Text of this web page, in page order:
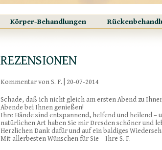
Körper-Behandlungen
REZENSIONEN
Kommentar von S. F. | 20-07-2014
Schade, daß ich nicht gleich am ersten Abend zu
Abende bei Ihnen genießen!
Ihre Hände sind entspannend, helfend und heilend –
natürlichen Art haben Sie mir Dresden schöner und
Herzlichen Dank dafür und auf ein baldiges
Mit allerbesten Wünschen für Sie – Ihre S. F.